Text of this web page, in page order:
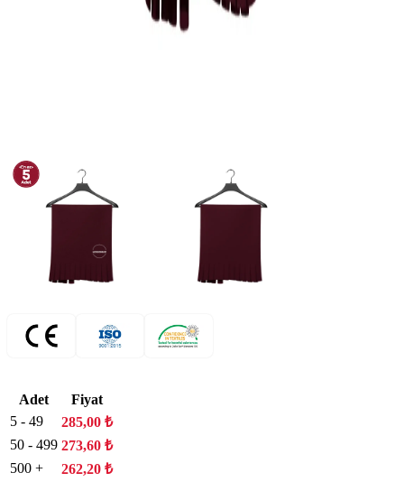
Adet
Fiyat
5 - 49
285,00 ₺
50 - 499 273,60 ₺
500 +
262,20 ₺